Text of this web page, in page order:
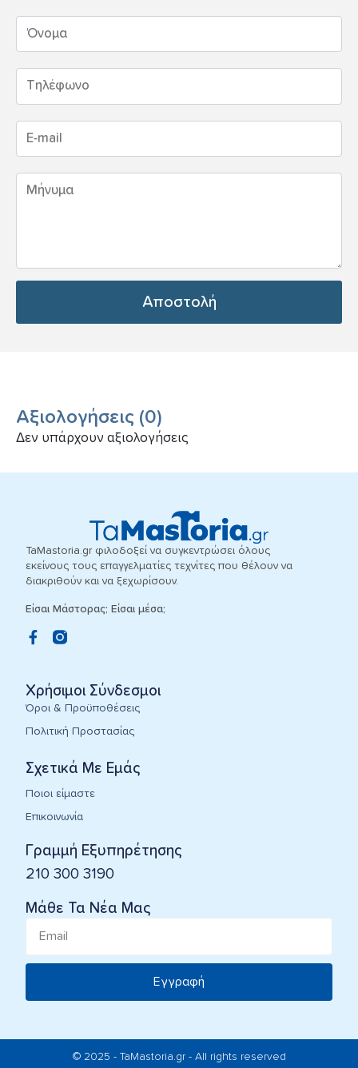
Αποστολή
Αξιολογήσεις (0)
Δεν υπάρχουν αξιολογήσεις
TaMastoria.gr φιλοδοξεί να συγκεντρώσει όλους
εκείνους τους επαγγελματίες τεχνίτες που θέλουν να
διακριθούν και να ξεχωρίσουν.
Είσαι Μάστορας; Είσαι μέσα;
Σχετικά Με Εμάς
Ποιοι είμαστε
Επικοινωνία
Γραμμή Εξυπηρέτησης
210 300 3190
Χρήσιμοι Σύνδεσμοι
Όροι & Προϋποθέσεις
Πολιτική Προστασίας
Μάθε Τα Νέα Μας
Εγγραφή
© 2025 - TaMastoria.gr - All rights reserved